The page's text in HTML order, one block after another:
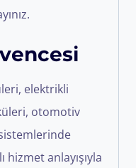
elektrikli
otomotiv
anlayışıyla